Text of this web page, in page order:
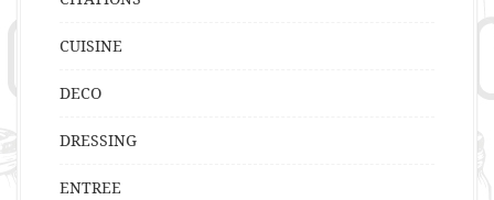
CUISINE
DECO
DRESSING
ENTREE